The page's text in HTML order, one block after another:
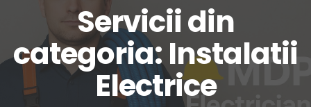
Servicii din
categoria: Instalatii
Electrice